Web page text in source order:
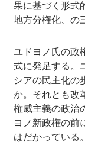
果に基づく形式
地方分権化、の
ユドヨノ氏の政
式に発足する。
シアの民主化の
か。それとも改
権威主義の政治
ヨノ新政権の前
はだかっている。